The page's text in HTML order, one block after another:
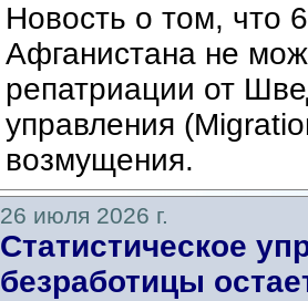
Новость о том, что
Афганистана не
репатриации от
управления
возмущения.
26 июля 2026 г.
Статистическое
безработицы